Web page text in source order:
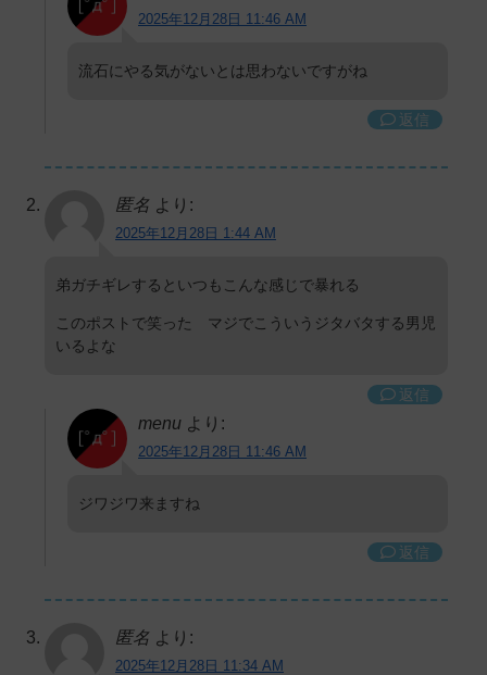
2025年12月28日 11:46 AM
流石にやる気がないとは思わないですがね
返信
匿名 より:
2025年12月28日 1:44 AM
弟ガチギレするといつもこんな感じで暴れる
このポストで笑った マジでこういうジタバタする男児
いるよな
返信
menu より:
2025年12月28日 11:46 AM
ジワジワ来ますね
返信
匿名 より:
2025年12月28日 11:34 AM